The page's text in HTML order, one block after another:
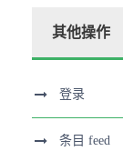
其他操作
登录
条目 feed